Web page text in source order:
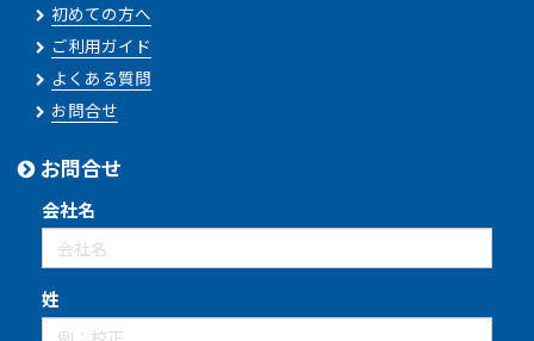
初めての方へ
ご利用ガイド
よくある質問
お問合せ
お問合せ
会社名
姓